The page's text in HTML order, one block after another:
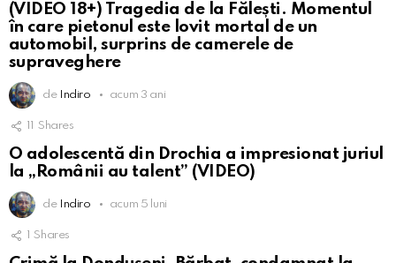
(VIDEO 18+) Tragedia de la Fălești. Momentul
în care pietonul este lovit mortal de un
automobil, surprins de camerele de
supraveghere
de Indiro acum 3 ani
11 Shares
O adolescentă din Drochia a impresionat juriul
la „Românii au talent” (VIDEO)
de Indiro acum 5 luni
1 Shares